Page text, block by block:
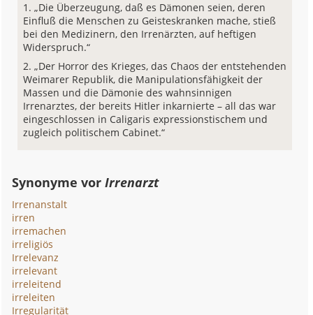
„Die Überzeugung, daß es Dämonen seien, deren
Einfluß die Menschen zu Geisteskranken mache, stieß
bei den Medizinern, den Irrenärzten, auf heftigen
Widerspruch.“
„Der Horror des Krieges, das Chaos der entstehenden
Weimarer Republik, die Manipulationsfähigkeit der
Massen und die Dämonie des wahnsinnigen
Irrenarztes, der bereits Hitler inkarnierte – all das war
eingeschlossen in Caligaris expressionstischem und
zugleich politischem Cabinet.“
Synonyme vorIrrenarzt
Irrenanstalt
irren
irremachen
irreligiös
Irrelevanz
irrelevant
irreleitend
irreleiten
Irregularität